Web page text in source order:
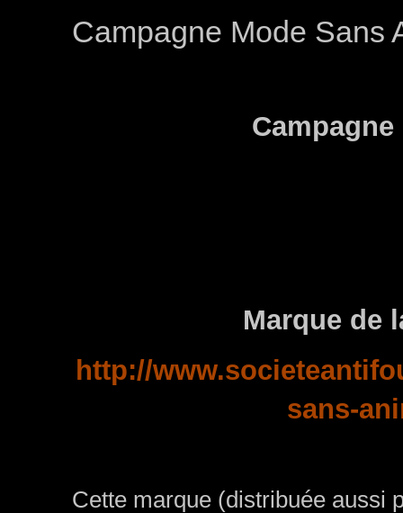
Campagne Mode Sans
Marque de
http://
sans-
Cette marque (distribuée aussi